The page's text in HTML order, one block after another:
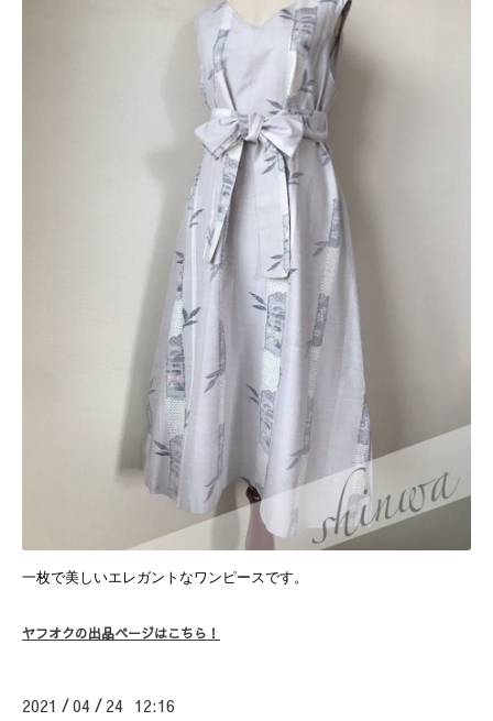
一枚で美しいエレガントなワンピースです。
ヤフオクの出品ページはこちら！
2021 /04 / 24 12:16